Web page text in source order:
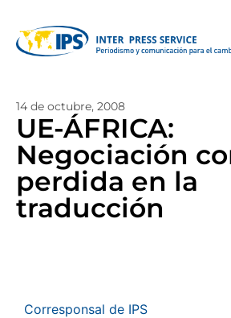
14 de octubre, 2008
UE-ÁFRICA:
Negociación
perdida en la
traducción
Corresponsal de IPS